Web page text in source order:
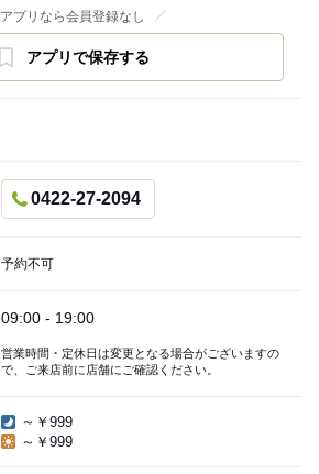
アプリなら会員登録なし
アプリで保存する
0422-27-2094
予約不可
09:00 - 19:00
営業時間・定休日は変更となる場合がございますの
で、ご来店前に店舗にご確認ください。
～￥999
～￥999